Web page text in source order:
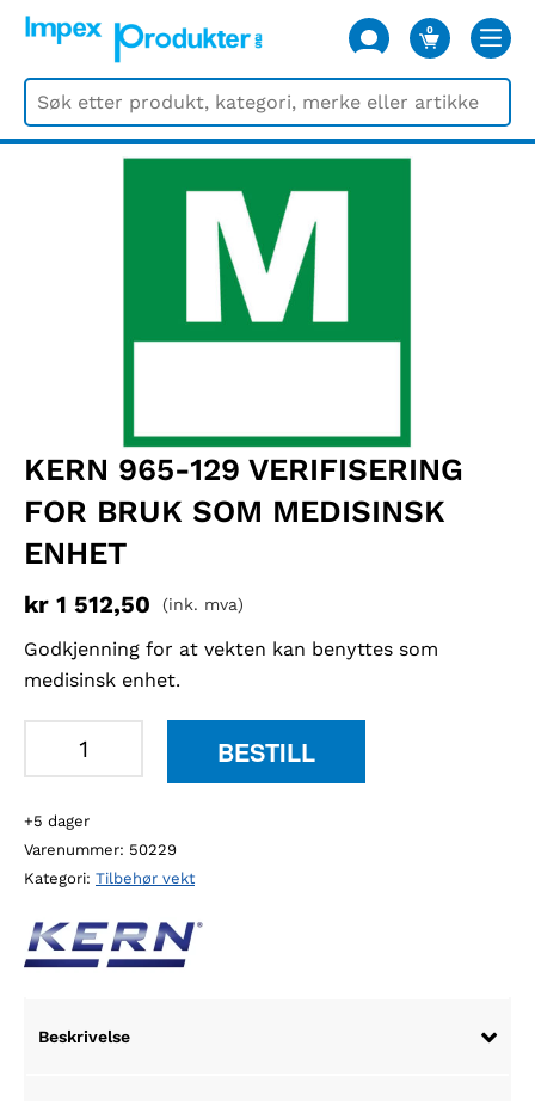
0
VARER
KERN 965-129 VERIFISERING
FOR BRUK SOM MEDISINSK
ENHET
kr 1 512,50 (ink. mva)
Godkjenning for at vekten kan benyttes som
medisinsk enhet.
verifisering
for
bruk
som
medisinsk
BESTILL
+5 dager
Varenummer: 50229
Kategori: Tilbehør vekt
Beskrivelse